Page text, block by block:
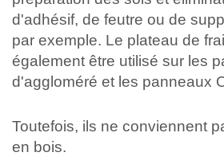
d'adhésif, de feutre ou de
par exemple. Le plateau de
également être utilisé sur les
d'aggloméré et les panneaux
Toutefois, ils ne conviennent
en bois.